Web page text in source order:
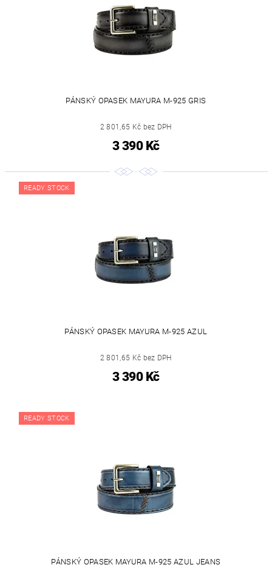
PÁNSKÝ OPASEK MAYURA M-925 GRIS
2 801,65 Kč bez DPH
3 390 Kč
READY STOCK
PÁNSKÝ OPASEK MAYURA M-925 AZUL
2 801,65 Kč bez DPH
3 390 Kč
READY STOCK
PÁNSKÝ OPASEK MAYURA M-925 AZUL JEANS